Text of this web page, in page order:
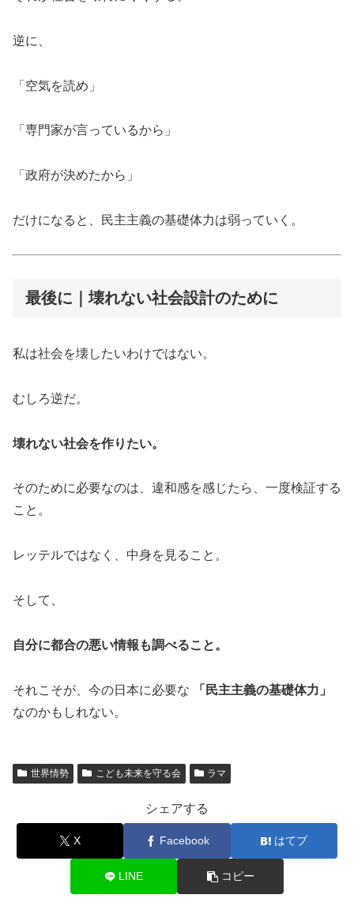
逆に、
「空気を読め」
「専門家が言っているから」
「政府が決めたから」
だけになると、民主主義の基礎体力は弱っていく。
最後に｜壊れない社会設計のために
私は社会を壊したいわけではない。
むしろ逆だ。
壊れない社会を作りたい。
そのために必要なのは、違和感を感じたら、一度検証する
こと。
レッテルではなく、中身を見ること。
そして、
自分に都合の悪い情報も調べること。
それこそが、今の日本に必要な
「民主主義の基礎体力」
なのかもしれない。
世界情勢 こども未来を守る会 ラマ
シェアする
X Facebook はてブ
LINE コピー